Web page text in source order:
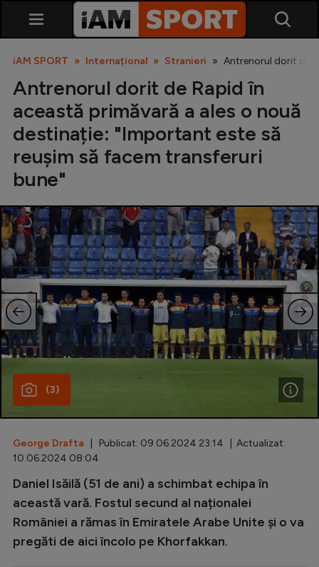
Liga 2
Cupa României
Echipa Națională
U21
Fotbal feminin
Special
Champions League
Europa League
Conference League
iAM SPORT Internațional Stranieri Antrenorul dorit de
Antrenorul dorit de Rapid în
această primăvară a ales o nouă
destinație: "Important este să
reușim să facem transferuri
bune"
(3)
George Drafta | Publicat: 09.06.2024 23:14 | Actualizat:
10.06.2024 08:04
Daniel Isăilă (51 de ani) a schimbat echipa în
această vară. Fostul secund al naționalei
României a rămas în Emiratele Arabe Unite și o va
pregăti de aici încolo pe Khorfakkan.